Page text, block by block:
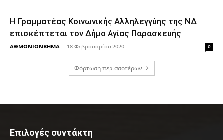
Η Γραμματέας Κοινωνικής Αλληλεγγύης της ΝΔ
επισκέπτεται τον Δήμο Αγίας Παρασκευής
ΑΘΜΟΝΙΟΝΒΗΜΑ - 18 Φεβρουαρίου 2020 0
Φόρτωση περισσοτέρων
Επιλογές συντάκτη